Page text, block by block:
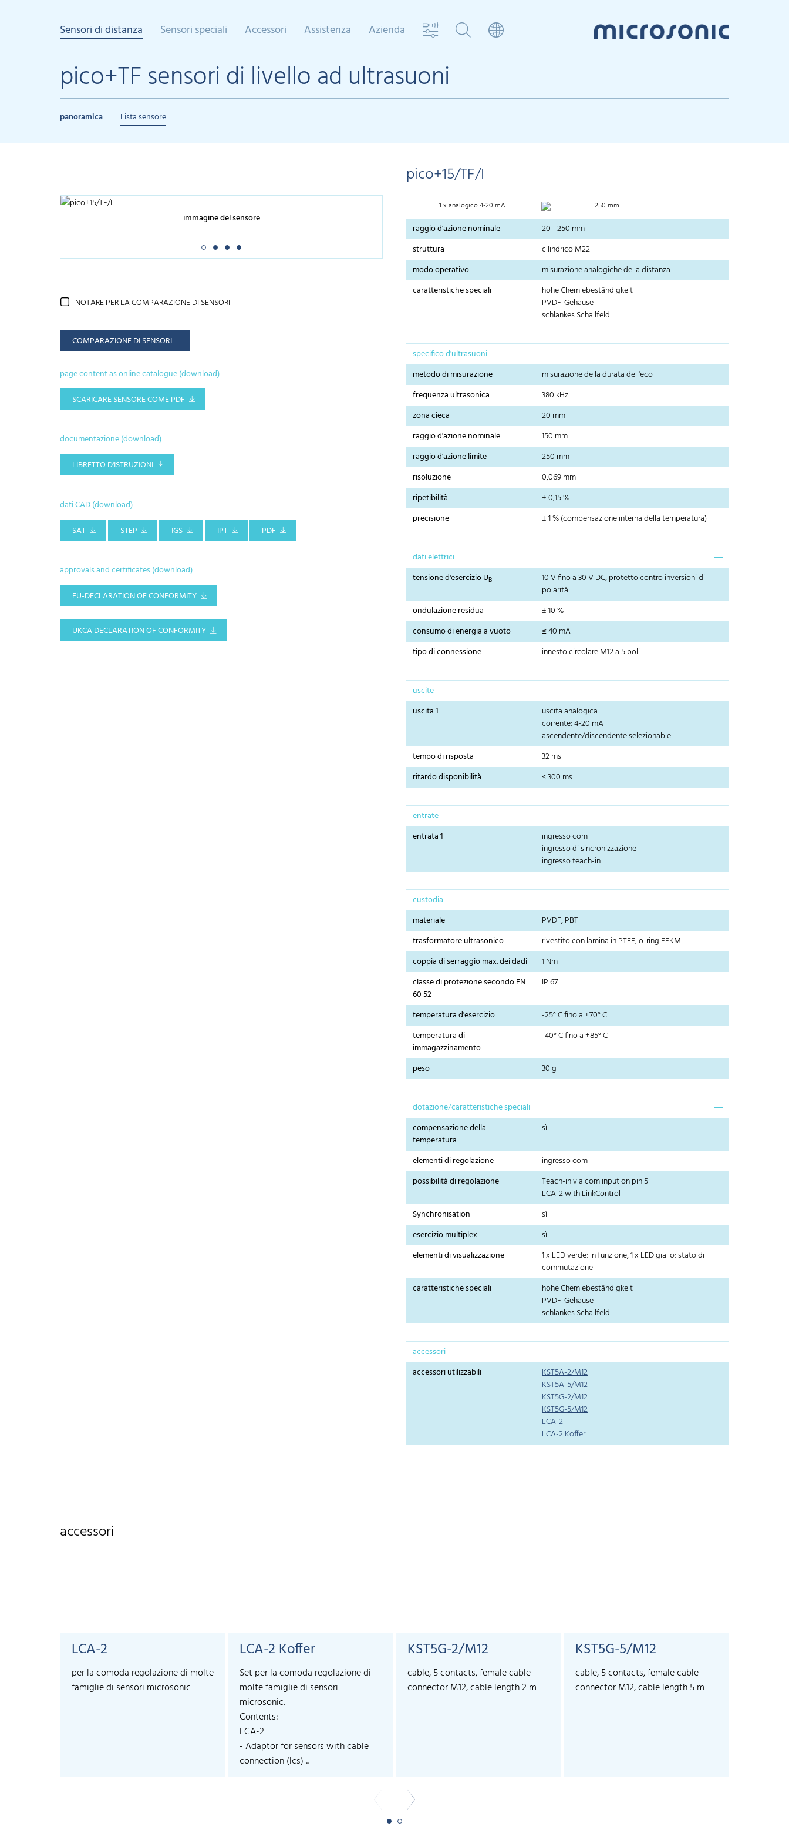
Sensori di distanza Sensori speciali Accessori Assistenza Azienda
pico+TF sensori di livello ad ultrasuoni
panoramica Lista sensore
pico+15/TF/I
immagine del sensore
NOTARE PER LA COMPARAZIONE DI SENSORI
COMPARAZIONE DI SENSORI
page content as online catalogue (download)
SCARICARE SENSORE COME PDF
documentazione (download)
LIBRETTO D'ISTRUZIONI
dati CAD (download)
SAT
STEP IGS IPT PDF
approvals and certificates (download)
EU-DECLARATION OF CONFORMITY
UKCA DECLARATION OF CONFORMITY
1 x analogico 4-20 mA 250 mm
raggio d'azione nominale
20 - 250 mm
struttura
cilindrico M22
modo operativo
misurazione analogiche della distanza
caratteristiche speciali
hohe Chemiebeständigkeit
PVDF-Gehäuse
schlankes Schallfeld
specifico d'ultrasuoni
metodo di misurazione
misurazione della durata dell'eco
frequenza ultrasonica
380 kHz
zona cieca
20 mm
raggio d'azione nominale
150 mm
raggio d'azione limite
250 mm
risoluzione
0,069 mm
ripetibilità
± 0,15 %
precisione
± 1 % (compensazione interna della temperatura)
dati elettrici
tensione d'esercizio UB
10 V fino a 30 V DC, protetto contro inversioni di
polarità
ondulazione residua
± 10 %
consumo di energia a vuoto
≤ 40 mA
tipo di connessione
innesto circolare M12 a 5 poli
uscite
uscita 1
uscita analogica
corrente: 4-20 mA
ascendente/discendente selezionable
tempo di risposta
32 ms
ritardo disponibilità
< 300 ms
entrate
entrata 1
ingresso com
ingresso di sincronizzazione
ingresso teach-in
custodia
materiale
PVDF, PBT
trasformatore ultrasonico
rivestito con lamina in PTFE, o-ring FFKM
coppia di serraggio max. dei dadi
1 Nm
classe di protezione secondo EN
60 52
IP 67
temperatura d'esercizio
-25° C fino a +70° C
temperatura di
immagazzinamento
-40° C fino a +85° C
peso 30 g
dotazione/caratteristiche speciali
compensazione della
temperatura
sì
elementi di regolazione
ingresso com
possibilità di regolazione
Teach-in via com input on pin 5
LCA-2 with LinkControl
Synchronisation
sì
esercizio multiplex
sì
elementi di visualizzazione
1 x LED verde: in funzione, 1 x LED giallo: stato di
commutazione
caratteristiche speciali
hohe Chemiebeständigkeit
PVDF-Gehäuse
schlankes Schallfeld
accessori
accessori utilizzabili
KST5A-2/M12
KST5A-5/M12
KST5G-2/M12
KST5G-5/M12
LCA-2
LCA-2 Koffer
accessori
LCA-2
per la comoda regolazione di molte
famiglie di sensori microsonic
LCA-2 Koffer
Set per la comoda regolazione di
molte famiglie di sensori
microsonic.
Contents:
LCA-2
- Adaptor for sensors with cable
connection (lcs) ...
KST5G-2/M12
cable, 5 contacts, female cable
connector M12, cable length 2 m
KST5G-5/M12
cable, 5 contacts, female cable
connector M12, cable length 5 m